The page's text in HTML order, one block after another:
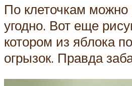
По клеточкам можно
угодно. Вот еще
котором из яблока
огрызок. Правда